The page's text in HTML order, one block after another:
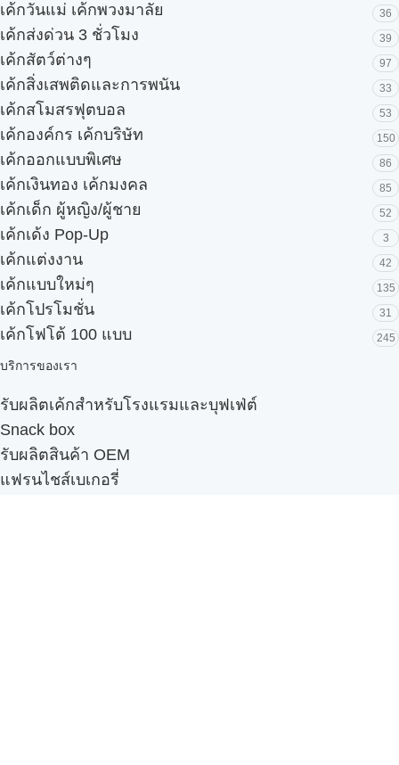
เค้กวันแม่ เค้กพวงมาลัย 36
เค้กส่งด่วน 3 ชั่วโมง 39
เค้กสัตว์ต่างๆ 97
เค้กสิ่งเสพติดและการพนัน 33
เค้กสโมสรฟุตบอล 53
เค้กองค์กร เค้กบริษัท 150
เค้กออกแบบพิเศษ 86
เค้กเงินทอง เค้กมงคล 85
เค้กเด็ก ผู้หญิง/ผู้ชาย 52
เค้กเด้ง Pop-Up 3
เค้กแต่งงาน 42
เค้กแบบใหม่ๆ 135
เค้กโปรโมชั่น 31
เค้กโฟโต้ 100 แบบ 245
บริการของเรา
รับผลิตเค้กสำหรับโรงแรมและบุฟเฟ่ต์
Snack box
รับผลิตสินค้า OEM
แฟรนไชส์เบเกอรี่